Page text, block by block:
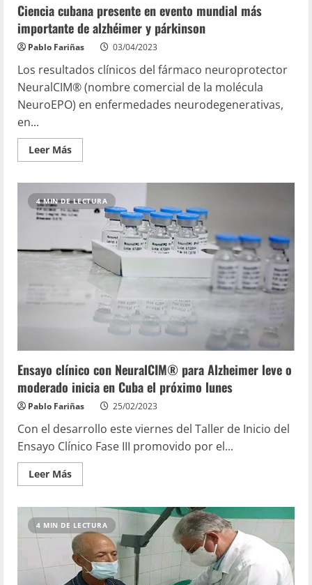
Ciencia cubana presente en evento mundial más
importante de alzhéimer y párkinson
Pablo Fariñas 03/04/2023
Los resultados clínicos del fármaco neuroprotector
NeuralCIM® (nombre comercial de la molécula
NeuroEPO) en enfermedades neurodegenerativas,
en...
Leer Más
4 MIN DE LECTURA
Ensayo clínico con NeuralCIM® para Alzheimer leve o
moderado inicia en Cuba el próximo lunes
Pablo Fariñas 25/02/2023
Con el desarrollo este viernes del Taller de Inicio del
Ensayo Clínico Fase III promovido por el...
Leer Más
4 MIN DE LECTURA